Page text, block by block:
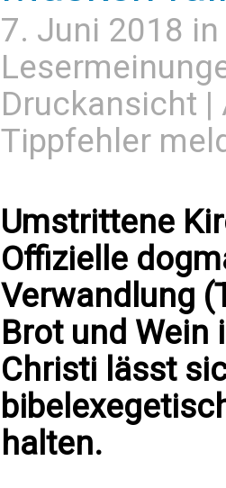
7. Juni 2018 in
Druckansicht |
Tippfehler
Umstrittene
Offizielle
Verwandlung
Brot und Wein
Christi lässt
halten.